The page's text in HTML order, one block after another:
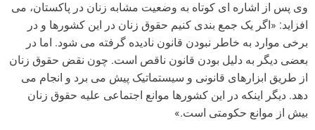
وی پس از اشاره ای کوتاه به وضعیت مشابه زنان در پاکستان، می
افزاید: «اگر یک جمع بندی کنیم حقوق زنان در این کشورها و در
برخی موارد به خاطر نبودن قانون نادیده گرفته می شود. اما در
بعضی دیگر به دلیل بودن قانون ناقص است. چون نقض حقوق زنان
از طریق ابزارهای قانونی و سیستماتیک پیش می برد و انجام می
دهد. دیگر اینکه در این کشورها موانع اجتماعی علیه حقوق زنان
بیش از موانع حکومتی است.»